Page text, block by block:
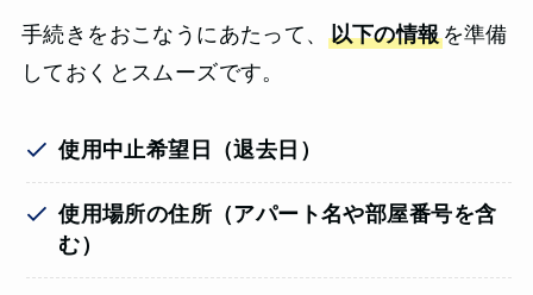
手続きをおこなうにあたって、 以下の情報を準備
しておくとスムーズです。
使用中止希望日（退去日）
使用場所の住所（アパート名や部屋番号を含
む）